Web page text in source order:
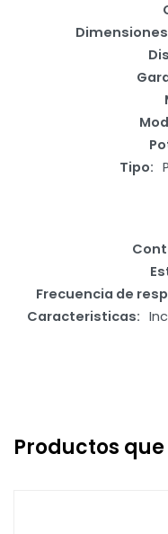
Dimensiones
Tipo
Frecuencia de
Caracteristicas
Productos